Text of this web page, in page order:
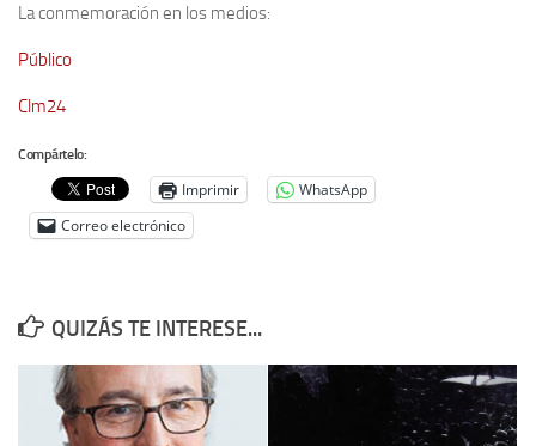
La conmemoración en los medios:
Público
Clm24
Compártelo:
Imprimir
WhatsApp
Correo electrónico
QUIZÁS TE INTERESE...